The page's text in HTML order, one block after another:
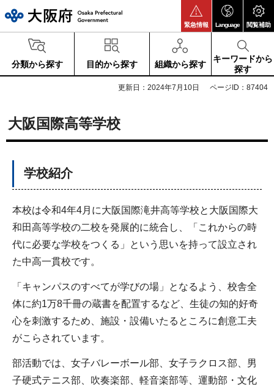
緊急情報 Language 閲覧補助
分類から探す 目的から探す 組織から探す
キーワードから
探す
更新日：2024年7月10日 ページID：87404
大阪国際高等学校
学校紹介
本校は令和4年4月に大阪国際滝井高等学校と大阪国際大
和田高等学校の二校を発展的に統合し、「これからの時
代に必要な学校をつくる」という思いを持って設立され
た中高一貫校です。
「キャンパスのすべてが学びの場」となるよう、校舎全
体に約1万8千冊の蔵書を配置するなど、生徒の知的好奇
心を刺激するため、施設・設備いたるところに創意工夫
がこらされています。
部活動では、女子バレーボール部、女子ラクロス部、男
子硬式テニス部、吹奏楽部、軽音楽部等、運動部・文化